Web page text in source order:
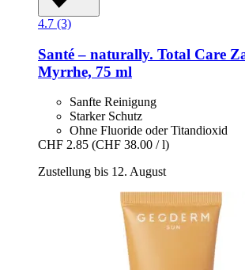
4.7 (3)
Santé – naturally. Total Care
Myrrhe, 75 ml
Sanfte Reinigung
Starker Schutz
Ohne Fluoride oder Titandioxid
CHF 2.85 (CHF 38.00 / l)
Zustellung bis 12. August